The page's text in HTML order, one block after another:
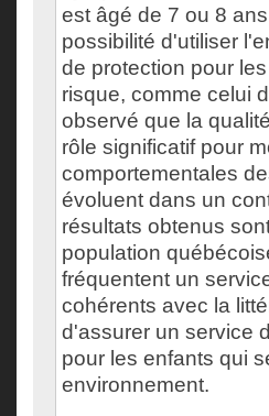
est âgé de 7 ou 8
possibilité d'utiliser
de protection pour
risque, comme celui
observé que la
rôle significatif pour
comportementales
évoluent dans un
résultats obtenus
population
fréquentent un
cohérents avec la
d'assurer un service
pour les enfants qui
environnement.